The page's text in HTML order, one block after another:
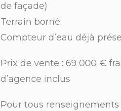
de façade)
Terrain borné
Compteur d’eau déjà
Prix de vente : 69 000 €
d’agence inclus
Pour tous renseignements